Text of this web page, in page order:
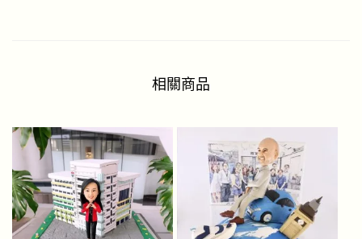
相關商品